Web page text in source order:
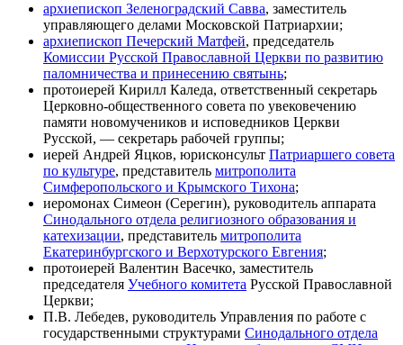
архиепископ Зеленоградский Савва, заместитель
управляющего делами Московской Патриархии;
архиепископ Печерский Матфей, председатель
Комиссии Русской Православной Церкви по развитию
паломничества и принесению святынь;
протоиерей Кирилл Каледа, ответственный секретарь
Церковно-общественного совета по увековечению
памяти новомучеников и исповедников Церкви
Русской, — секретарь рабочей группы;
иерей Андрей Яцков, юрисконсульт Патриаршего совета
по культуре, представитель митрополита
Симферопольского и Крымского Тихона;
иеромонах Симеон (Серегин), руководитель аппарата
Синодального отдела религиозного образования и
катехизации, представитель митрополита
Екатеринбургского и Верхотурского Евгения;
протоиерей Валентин Васечко, заместитель
председателя Учебного комитета Русской Православной
Церкви;
П.В. Лебедев, руководитель Управления по работе с
государственными структурами Синодального отдела